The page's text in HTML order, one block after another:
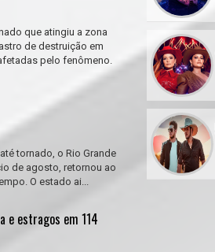
que atingiu a zona
de destruição em
pelo fenômeno.
tornado, o Rio Grande
de agosto, retornou ao
O estado ai...
e estragos em 114